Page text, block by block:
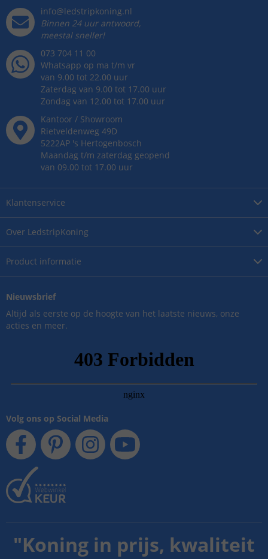
Over LedstripKoning
Product informatie
Klantenservice
info@ledstripkoning.nl
Binnen 24 uur antwoord,
meestal sneller!
073 704 11 00
Whatsapp op ma t/m vr
van 9.00 tot 22.00 uur
Zaterdag van 9.00 tot 17.00 uur
Zondag van 12.00 tot 17.00 uur
Kantoor / Showroom
Rietveldenweg 49D
5222AP 's Hertogenbosch
Maandag t/m zaterdag geopend
van 09.00 tot 17.00 uur
Nieuwsbrief
Altijd als eerste op de hoogte van het laatste nieuws, onze
acties en meer.
Volg ons op Social Media
"Koning in prijs, kwaliteit